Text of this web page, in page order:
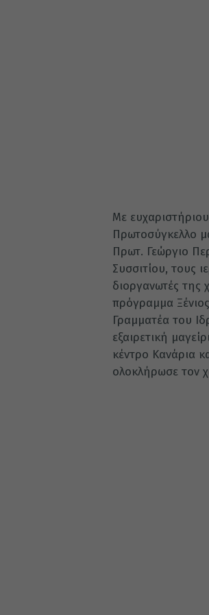
Με
Πρωτοσύγκελλο
Πρωτ. Γεώργιο
Συσσιτίου, τους
διοργανωτές της
πρόγραμμα
Γραμματέα του
εξαιρετική
κέντρο Κανάρια
ολοκλήρωσε τον